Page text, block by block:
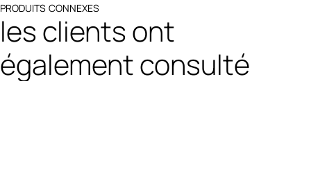
PRODUITS CONNEXES
les clients ont
également consulté